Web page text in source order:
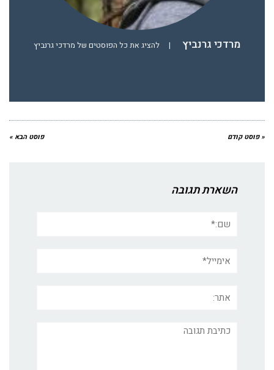
מרדכי גרנביץ | להציג את כל הפוסטים של מרדכי גרנביץ
« פוסט קודם פוסט הבא »
השארת תגובה
תגובה